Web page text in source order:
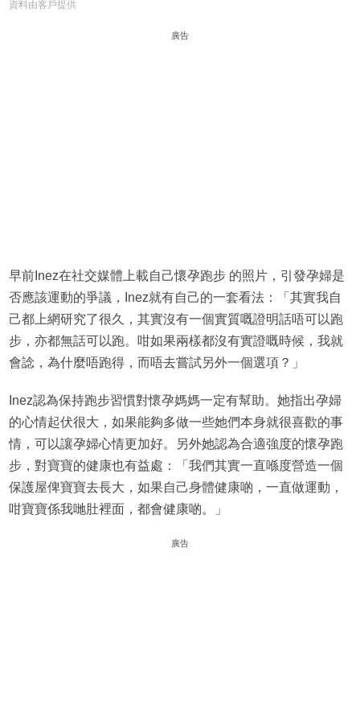
資料由客戶提供
廣告
早前Inez在社交媒體上載自己懷孕跑步 的照片，引發孕婦是
否應該運動的爭議，Inez就有自己的一套看法：「其實我自
己都上網研究了很久，其實沒有一個實質嘅證明話唔可以跑
步，亦都無話可以跑。咁如果兩樣都沒有實證嘅時候，我就
會諗，為什麼唔跑得，而唔去嘗試另外一個選項？」
Inez認為保持跑步習慣對懷孕媽媽一定有幫助。她指出孕婦
的心情起伏很大，如果能夠多做一些她們本身就很喜歡的事
情，可以讓孕婦心情更加好。另外她認為合適強度的懷孕跑
步，對寶寶的健康也有益處：「我們其實一直喺度營造一個
保護屋俾寶寶去長大，如果自己身體健康啲，一直做運動，
咁寶寶係我哋肚裡面，都會健康啲。」
廣告